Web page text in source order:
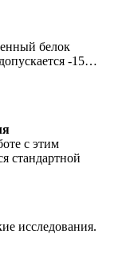
белок
-15…
с этим
стандартной
исследования.